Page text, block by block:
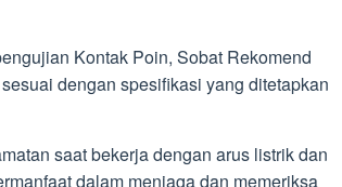
Kontak Poin, Sobat Rekomend
dengan spesifikasi yang ditetapkan
saat bekerja dengan arus listrik dan
dalam menjaga dan memeriksa